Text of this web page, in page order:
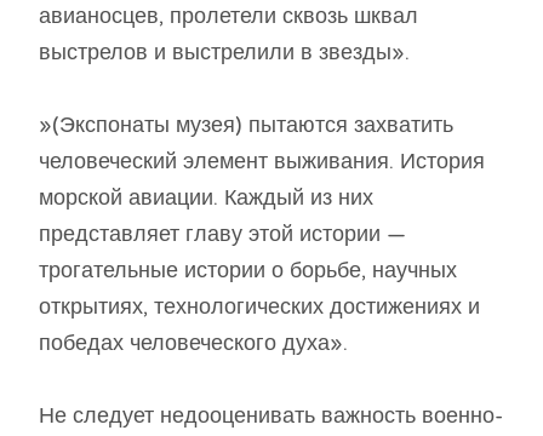
авианосцев, пролетели сквозь шквал
выстрелов и выстрелили в звезды».
»(Экспонаты музея) пытаются захватить
человеческий элемент выживания. История
морской авиации. Каждый из них
представляет главу этой истории —
трогательные истории о борьбе, научных
открытиях, технологических достижениях и
победах человеческого духа».
Не следует недооценивать важность военно-